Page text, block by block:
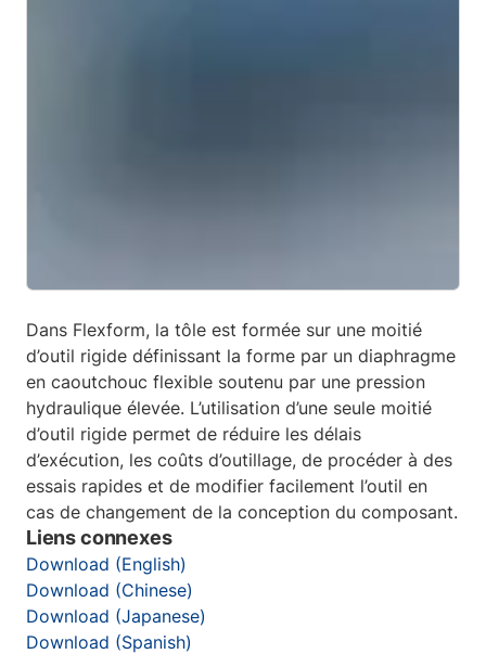
Dans Flexform, la tôle est formée sur une moitié
d’outil rigide définissant la forme par un diaphragme
en caoutchouc flexible soutenu par une pression
hydraulique élevée. L’utilisation d’une seule moitié
d’outil rigide permet de réduire les délais
d’exécution, les coûts d’outillage, de procéder à des
essais rapides et de modifier facilement l’outil en
cas de changement de la conception du composant.
Liens connexes
Download (English)
Download (Chinese)
Download (Japanese)
Download (Spanish)